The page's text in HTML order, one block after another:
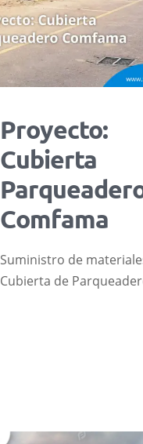
Proyecto:
Cubierta
Comfama
Suministro de
Cubierta de